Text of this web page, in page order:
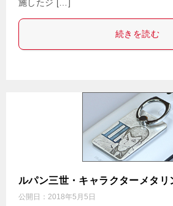
施したジ […]
続きを読む
ルパン三世・キャラクターメタ
公開日： 2018年5月5日